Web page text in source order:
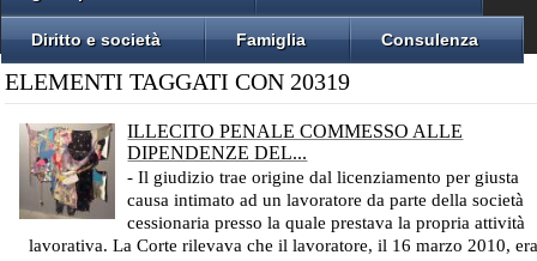
Diritto e società Famiglia Consulenza
ELEMENTI TAGGATI CON 20319
ILLECITO PENALE COMMESSO ALLE
DIPENDENZE DEL...
- Il giudizio trae origine dal licenziamento per giusta
causa intimato ad un lavoratore da parte della società
cessionaria presso la quale prestava la propria attività
lavorativa. La Corte rilevava che il lavoratore, il 16 marzo 2010,